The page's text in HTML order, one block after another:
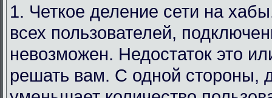
1. Четкое деление сети на
всех пользователей,
невозможен. Недостаток это
решать вам. С одной стороны,